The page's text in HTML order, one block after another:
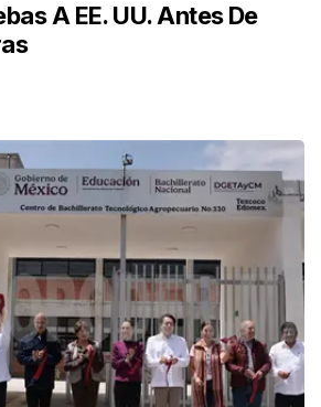
A EE. UU. Antes De